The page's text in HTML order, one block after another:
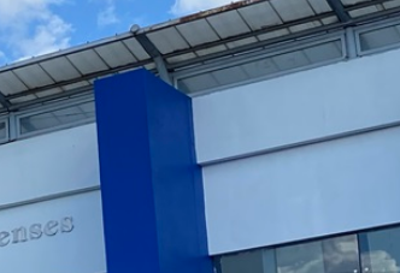
Eli Castro
de Artesano